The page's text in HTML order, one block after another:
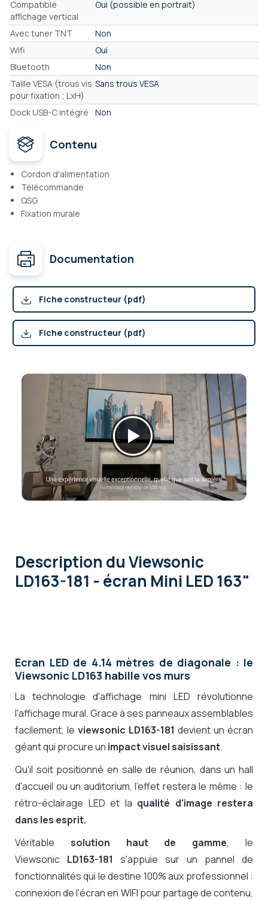
Compatible
affichage vertical
Oui (possible en portrait)
Avec tuner TNT
Non
Wifi
Oui
Bluetooth
Non
Taille VESA (trous vis
pour fixation ; LxH)
Sans trous VESA
Dock USB-C intégré Non
Contenu
Cordon d'alimentation
Télécommande
QSG
Fixation murale
Documentation
Fiche constructeur (pdf)
Fiche constructeur (pdf)
Description du Viewsonic
LD163-181 - écran Mini LED 163"
Ecran LED de 4.14 mètres de diagonale : le
Viewsonic LD163 habille vos murs
La technologie d'affichage mini LED révolutionne
l'affichage mural. Grace à ses panneaux assemblables
facilement, le viewsonic LD163-181 devient un écran
géant qui procure un impact visuel saisissant.
Qu'il soit positionné en salle de réunion, dans un hall
d'accueil ou un auditorium, l'effet restera le même : le
rétro-éclairage LED et la qualité d'image restera
dans les esprit.
Véritable solution haut de gamme, le
Viewsonic LD163-181 s'appuie sur un pannel de
fonctionnalités qui le destine 100% aux professionnel :
connexion de l'écran en WIFI pour partage de contenu,